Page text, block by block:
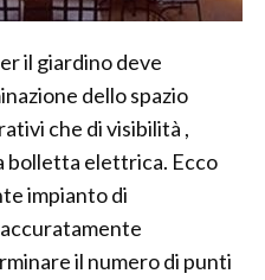
il giardino deve
dello spazio
che di visibilità ,
bolletta elettrica. Ecco
impianto di
il numero di punti